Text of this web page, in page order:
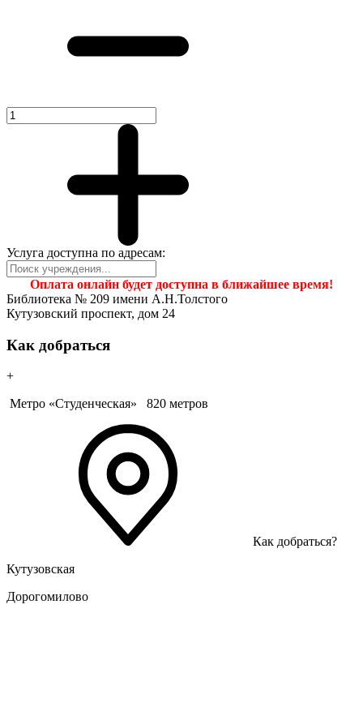
Услуга доступна по адресам:
Оплата онлайн будет доступна в ближайшее время!
Библиотека № 209 имени А.Н.Толстого
Кутузовский проспект, дом 24
Как добраться
+
Метро «Студенческая»
820 метров
Как добраться?
Кутузовская
Дорогомилово